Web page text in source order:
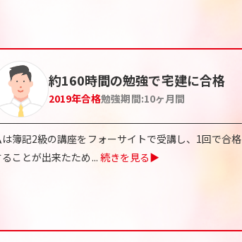
約160時間の勉強で宅建に合格
2019年合格勉強期間:10ヶ月間
簿記2級の講座をフォーサイトで受講し、1回で合格
ことが出来たため ... 続きを見る▶